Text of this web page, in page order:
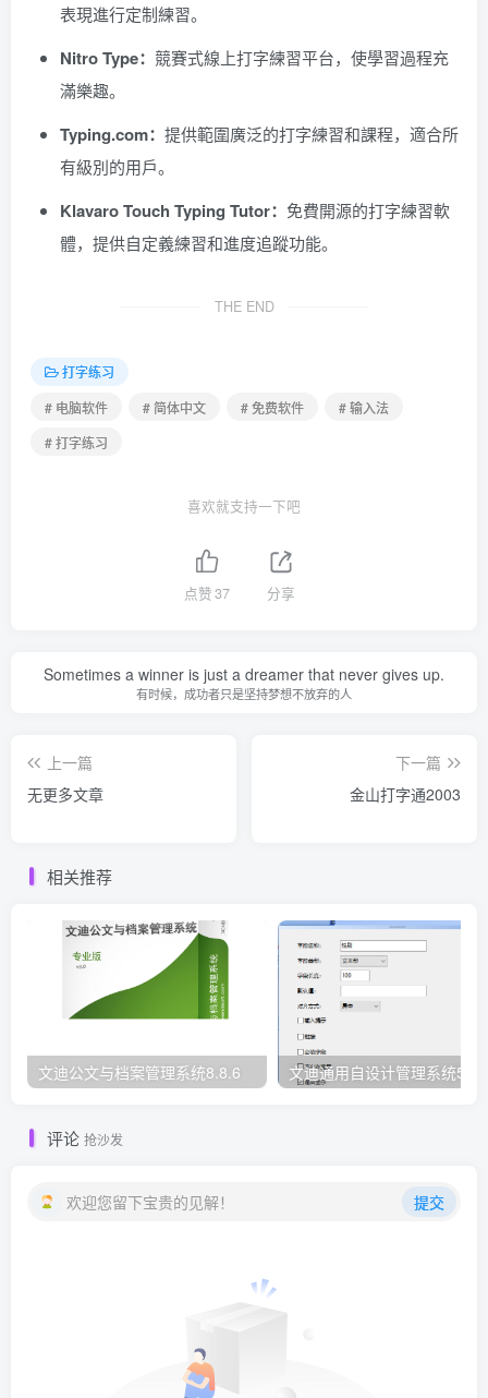
表現進行定制練習。
Nitro Type： 競賽式線上打字練習平台，使學習過程充
滿樂趣。
Typing.com： 提供範圍廣泛的打字練習和課程，適合所
有級別的用戶。
Klavaro Touch Typing Tutor： 免費開源的打字練習軟
體，提供自定義練習和進度追蹤功能。
THE END
打字练习
# 电脑软件
# 简体中文 # 免费软件
# 输入法
# 打字练习
喜欢就支持一下吧
点赞37 分享
Sometimes a winner is just a dreamer that never gives up.
有时候，成功者只是坚持梦想不放弃的人
上一篇
无更多文章
下一篇
金山打字通2003
相关推荐
文迪公文与档案管理系统8.8.6 文迪通用自设计管理系统
评论 抢沙发
欢迎您留下宝贵的见解！ 提交